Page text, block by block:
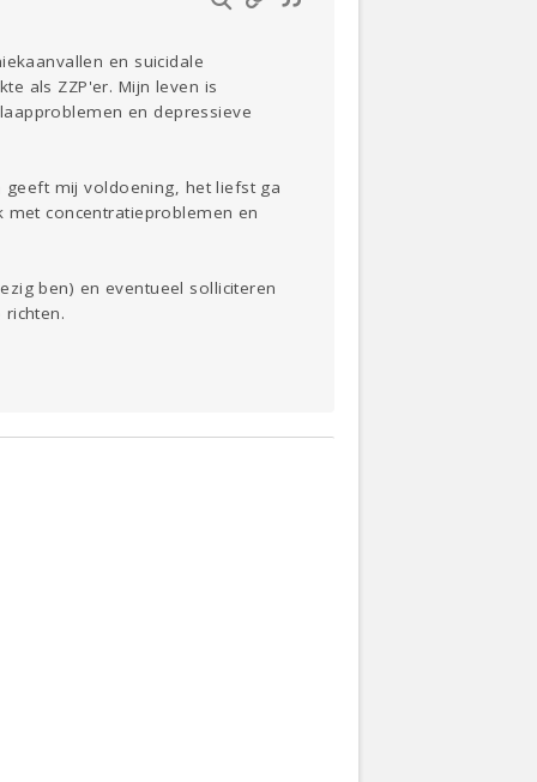
en suicidale
als ZZP'er. Mijn leven is
en depressieve
geeft mij voldoening, het liefst ga
concentratieproblemen en
ben) en eventueel solliciteren